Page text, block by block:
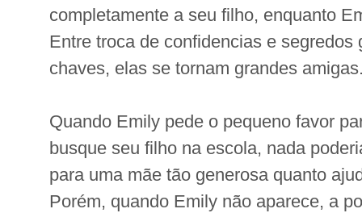
completamente a seu filho, enquanto
Entre troca de confidencias e segredos
chaves, elas se tornam grandes
Quando Emily pede o pequeno favor
busque seu filho na escola, nada
para uma mãe tão generosa quanto
Porém, quando Emily não aparece, a